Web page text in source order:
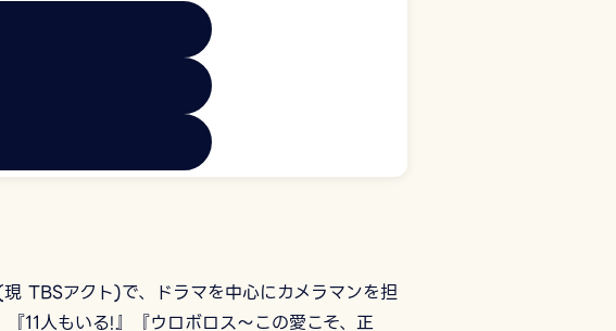
TBSアクト)で、ドラマを中心にカメラマンを担
11人もいる!』『ウロボロス～この愛こそ、正